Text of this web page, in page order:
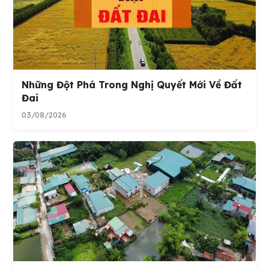
Những Đột Phá Trong Nghị Quyết Mới Về Đất
Đai
03/08/2026